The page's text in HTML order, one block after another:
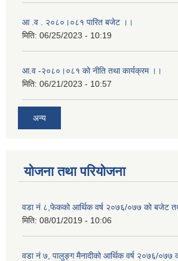
आ .व . २०८०।०८१ पारित बजेट ।।
मिति: 06/25/2023 - 10:19
आ.व -२०८०।०८१ को नीति तथा कार्यक्रम ।।
मिति: 06/21/2023 - 10:57
अन्य
योजना तथा परियोजना
वडा नं ८,फेकको आर्थिक वर्ष २०७६/०७७ को बजेट
मिति: 08/01/2019 - 10:06
वडा नं ७, पालुङ्ग मैनादीको आर्थिक वर्ष २०७६/०७७